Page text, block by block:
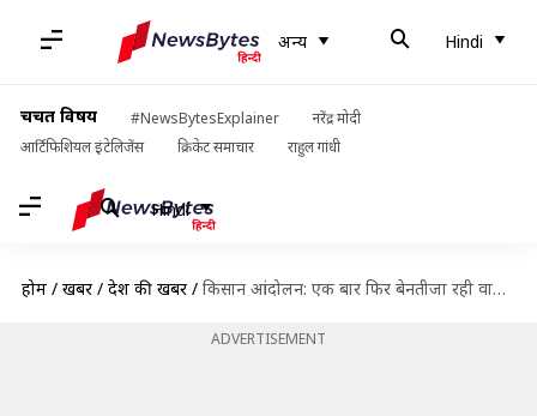
अन्य Hindi
चर्चित विषय #NewsBytesExplainer
नरेंद्र मोदी
आर्टिफिशियल इंटेलिजेंस
क्रिकेट समाचार राहुल गांधी
Hindi
होम / खबरें / देश की खबरें / किसान आंदोलन: एक बार फिर बेनतीजा रही वार्ता, सरकार ने कही कोर्ट जाने की बात
ADVERTISEMENT